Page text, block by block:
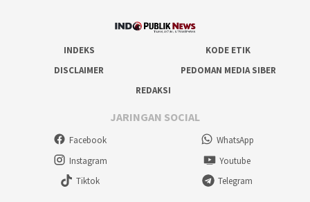
INDEKS
KODE ETIK
DISCLAIMER
PEDOMAN MEDIA SIBER
REDAKSI
JARINGAN SOCIAL
Facebook
WhatsApp
Instagram
Youtube
Tiktok
Telegram